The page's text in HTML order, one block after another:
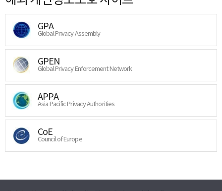
GPA
Global Privacy Assembly
GPEN
Global Privacy Enforcement Network
APPA
Asia Pacific Privacy Authorities
CoE
Council of Europe